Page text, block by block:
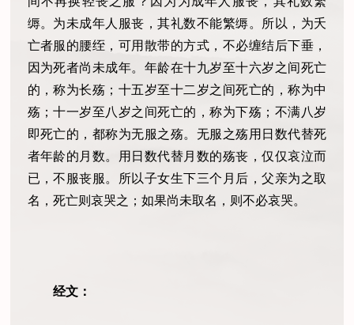
缛。为未成年人服丧，其礼数不能繁缛。所以，为夭
亡者服的腰绖，可用散带的方式，不必缠结后下垂，
因为死者尚未成年。年龄在十九岁至十六岁之间死亡
的，称为长殇；十五岁至十二岁之间死亡的，称为中
殇；十一岁至八岁之间死亡的，称为下殇；不满八岁
即死亡的，都称为无服之殇。无服之殇用日数代替死
者年龄的月数。用日数代替月数的殇丧，仅仅哀泣而
已，不服丧服。所以子女生下三个月后，父亲为之取
名，死亡则哀哭之；如果尚未取名，则不必哀哭。
经文：